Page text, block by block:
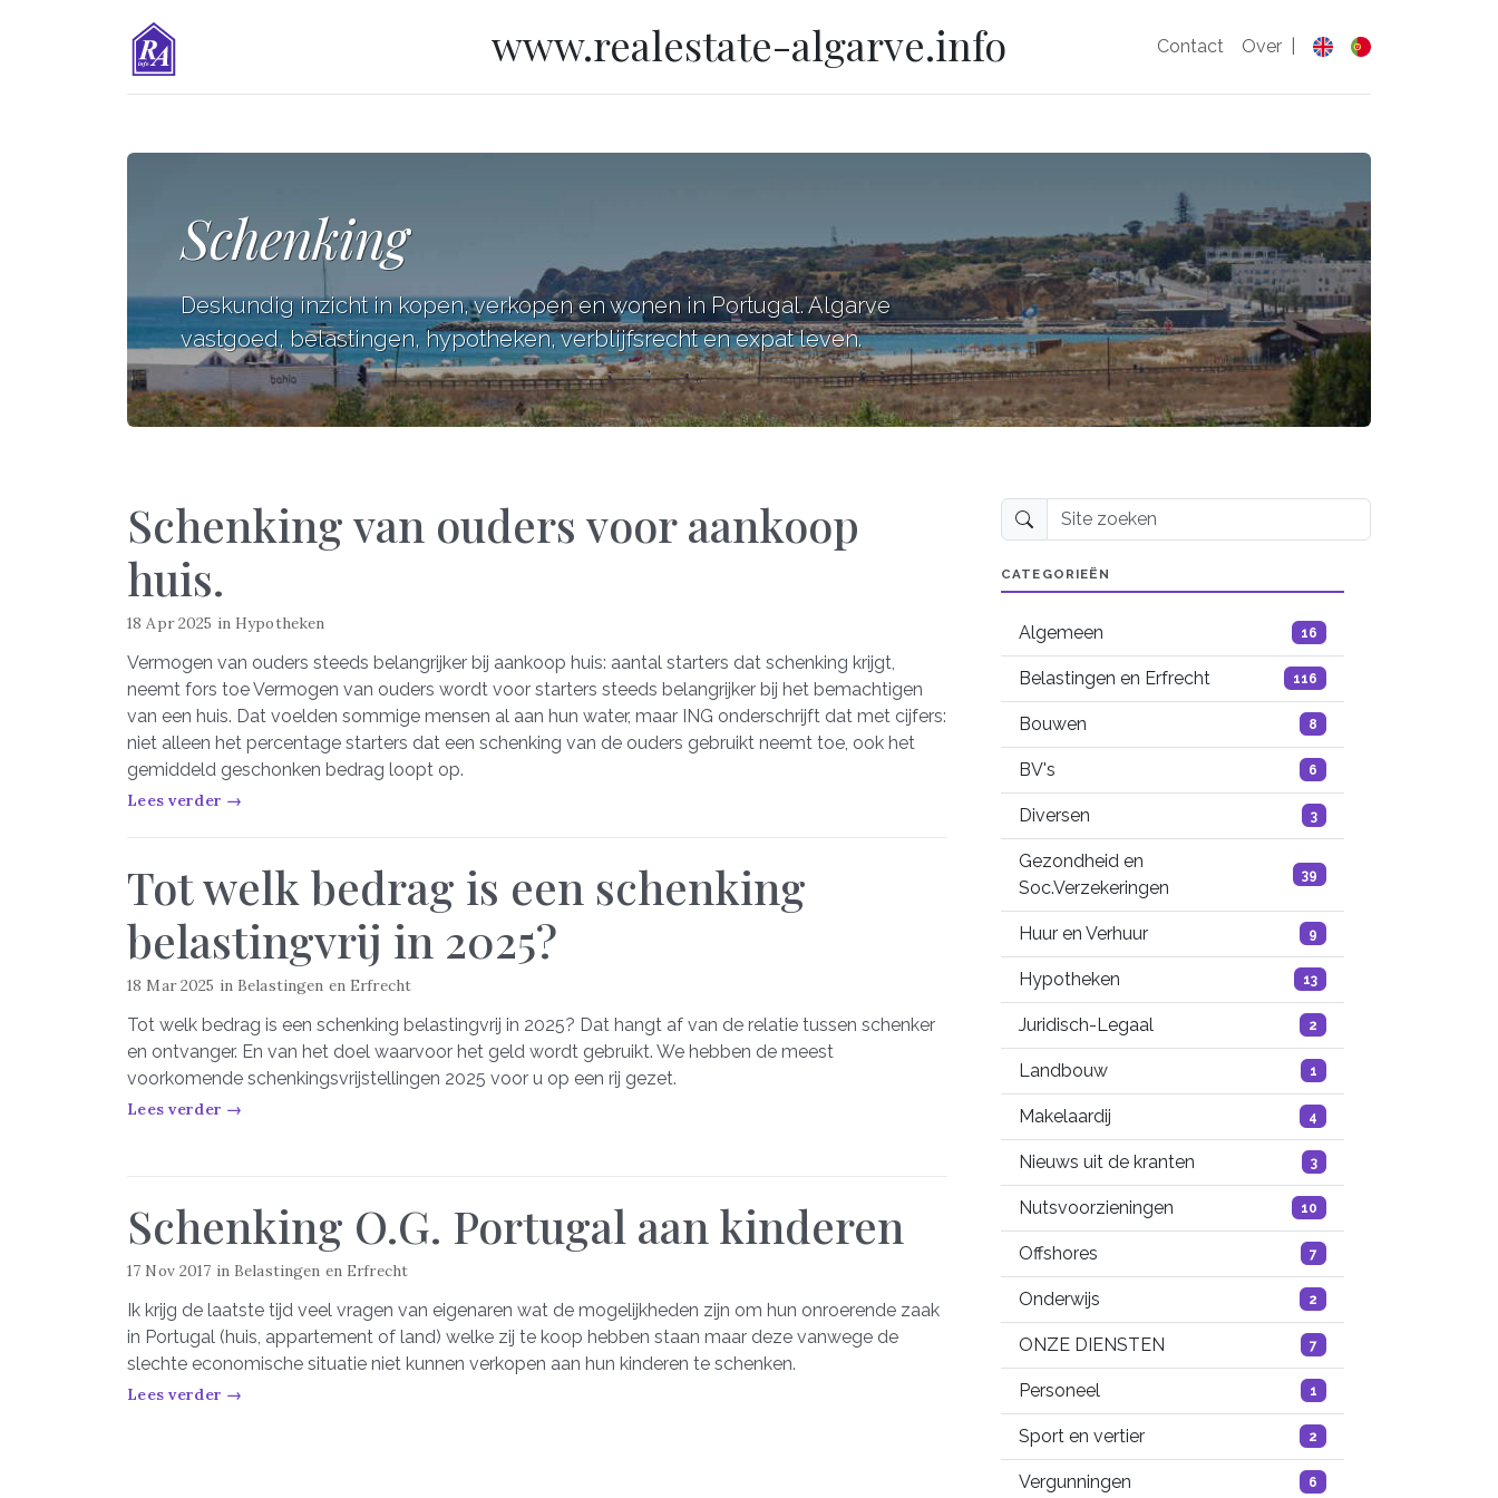
www.realestate-algarve.info Contact Over
Schenking
Deskundig inzicht in kopen, verkopen en wonen in Portugal. Algarve
vastgoed, belastingen, hypotheken, verblijfsrecht en expat leven.
Schenking van ouders voor aankoop
huis.
18 Apr 2025 in Hypotheken
Vermogen van ouders steeds belangrijker bij aankoop huis: aantal starters dat schenking krijgt,
neemt fors toe Vermogen van ouders wordt voor starters steeds belangrijker bij het bemachtigen
van een huis. Dat voelden sommige mensen al aan hun water, maar ING onderschrijft dat met cijfers:
niet alleen het percentage starters dat een schenking van de ouders gebruikt neemt toe, ook het
gemiddeld geschonken bedrag loopt op.
Lees verder →
Tot welk bedrag is een schenking
belastingvrij in 2025?
18 Mar 2025 in Belastingen en Erfrecht
Tot welk bedrag is een schenking belastingvrij in 2025? Dat hangt af van de relatie tussen schenker
en ontvanger. En van het doel waarvoor het geld wordt gebruikt. We hebben de meest
voorkomende schenkingsvrijstellingen 2025 voor u op een rij gezet.
Lees verder →
Schenking O.G. Portugal aan kinderen
17 Nov 2017 in Belastingen en Erfrecht
Ik krijg de laatste tijd veel vragen van eigenaren wat de mogelijkheden zijn om hun onroerende zaak
in Portugal (huis, appartement of land) welke zij te koop hebben staan maar deze vanwege de
slechte economische situatie niet kunnen verkopen aan hun kinderen te schenken.
Lees verder →
CATEGORIEËN
Algemeen 16
Belastingen en Erfrecht 116
Bouwen 8
BV's 6
Diversen 3
Gezondheid en
Soc.Verzekeringen
39
Huur en Verhuur 9
Hypotheken 13
Juridisch-Legaal 2
Landbouw 1
Makelaardij 4
Nieuws uit de kranten 3
Nutsvoorzieningen 10
Offshores 7
Onderwijs 2
ONZE DIENSTEN 7
Personeel 1
Sport en vertier 2
Vergunningen 6